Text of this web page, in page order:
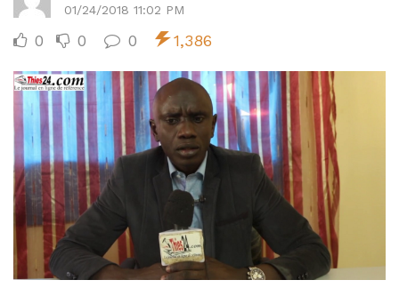
01/24/2018 11:02 PM
0 0 0 1,386